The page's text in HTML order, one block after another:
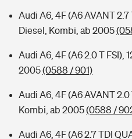
Audi A6, 4F (A6 AVANT 2.7
Diesel, Kombi, ab 2005
Audi A6, 4F (A6 2.0 T FSI),
2005(0588 / 901)
Audi A6, 4F (A6 AVANT 2.0
Kombi, ab 2005(0588 /
Audi A6, 4F (A6 2.7 TDI